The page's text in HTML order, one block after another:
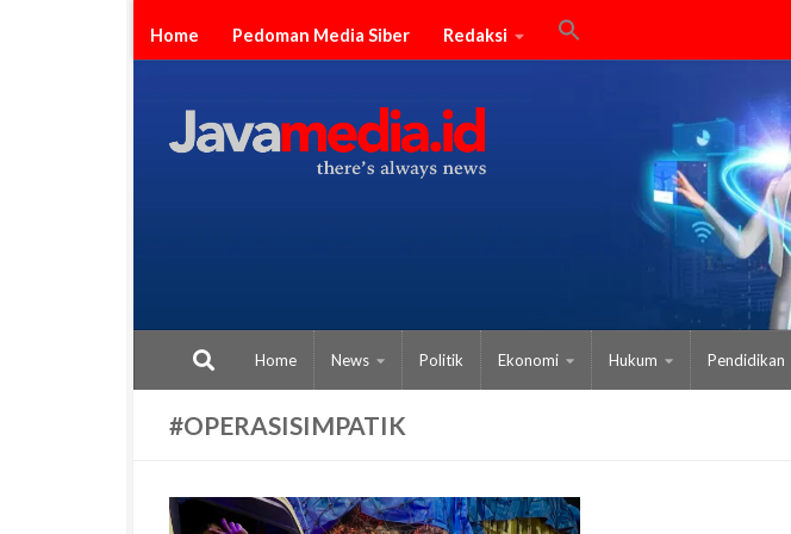
Skip to content
Home Pedoman Media Siber Redaksi
Home News Politik Ekonomi Hukum Pendidikan
#OPERASISIMPATIK